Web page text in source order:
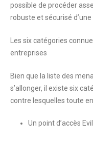
possible de procéder
robuste et sécurisé d’une
Les six catégories
entreprises
Bien que la liste des
s’allonger, il existe six
contre lesquelles toute
Un point d’accès